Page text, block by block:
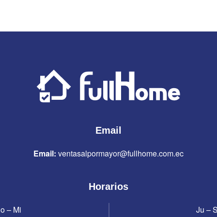
Email
Email: ventasalpormayor@fullhome.com.ec
Horarios
– Mi Ju –